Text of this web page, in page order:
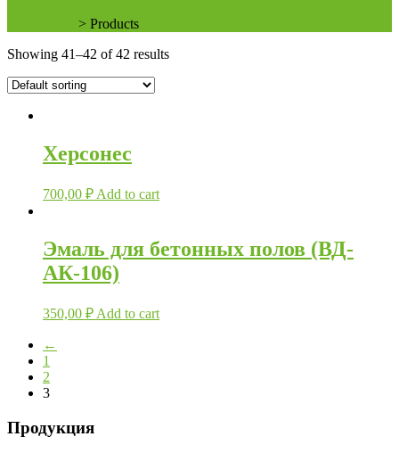
> Products
Showing 41–42 of 42 results
Херсонес
700,00 ₽ Add to cart
Эмаль для бетонных полов (ВД-
АК-106)
350,00 ₽ Add to cart
←
1
2
3
Продукция